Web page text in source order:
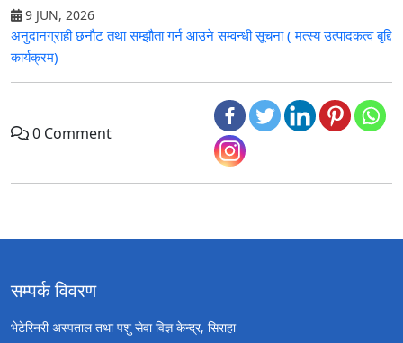
9 JUN, 2026
अनुदानग्राही छनौट तथा सम्झौता गर्न आउने सम्वन्धी सूचना ( मत्स्य उत्पादकत्व बृद्दि
कार्यक्रम)
0 Comment
सम्पर्क विवरण
भेटेरिनरी अस्पताल तथा पशु सेवा विज्ञ केन्द्र, सिराहा